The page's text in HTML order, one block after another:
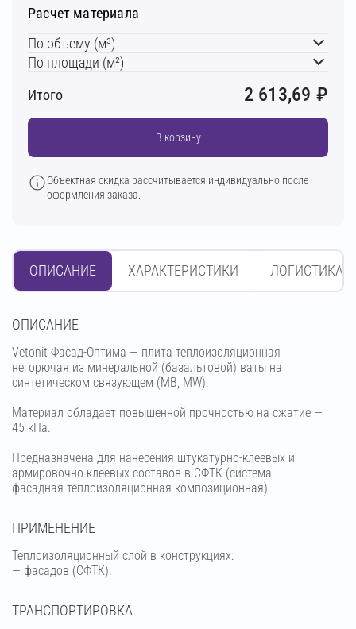
Расчет материала
По объему (м³)
По площади (м²)
Итого
2 613,69 ₽
В корзину
Объектная скидка рассчитывается индивидуально после
оформления заказа.
ОПИСАНИЕ ХАРАКТЕРИСТИКИ ЛОГИСТИКА
OПИСАНИЕ
Vetonit Фасад-Оптима — плита теплоизоляционная
негорючая из минеральной (базальтовой) ваты на
синтетическом связующем (МВ, MW).
Материал обладает повышенной прочностью на сжатие —
45 кПа.
Предназначена для нанесения штукатурно-клеевых и
армировочно-клеевых составов в СФТК (система
фасадная теплоизоляционная композиционная).
ПРИМЕНЕНИЕ
Теплоизоляционный слой в конструкциях:
— фасадов (СФТК).
ТРАНСПОРТИРОВКА